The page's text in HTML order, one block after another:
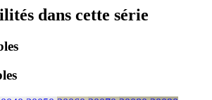
dans cette série